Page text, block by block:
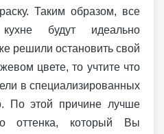
Таким образом, все
будут идеально
решили остановить свой
цвете, то учтите что
в специализированных
По этой причине лучше
оттенка, который Вы